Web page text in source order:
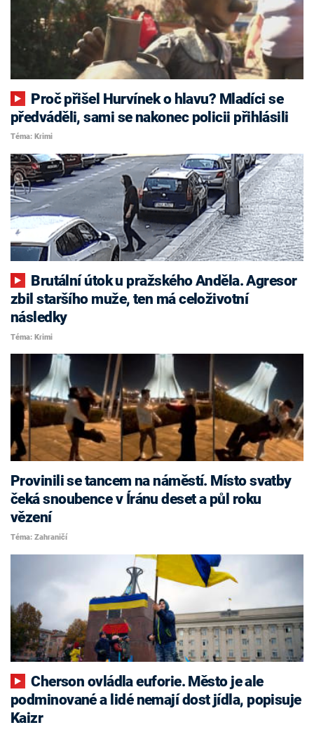
předváděli, sami se nakonec policii přihlásili
Téma: Krimi
zbil staršího muže, ten má celoživotní
následky
Téma: Krimi
Provinili se tancem na náměstí. Místo svatby
čeká snoubence v Íránu deset a půl roku
vězení
Téma: Zahraničí
Cherson ovládla euforie. Město je ale
podminované a lidé nemají dost jídla, popisuje
Kaizr